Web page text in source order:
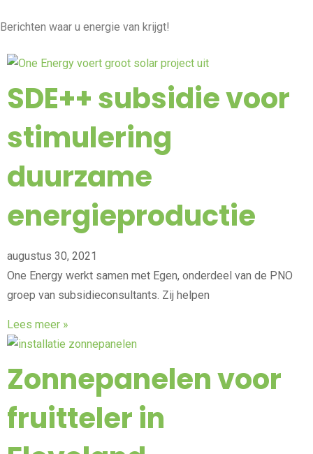
Berichten waar u energie van krijgt!
SDE++ subsidie voor
stimulering
duurzame
energieproductie
augustus 30, 2021
One Energy werkt samen met Egen, onderdeel van de PNO
groep van subsidieconsultants. Zij helpen
Lees meer »
Zonnepanelen voor
fruitteler in